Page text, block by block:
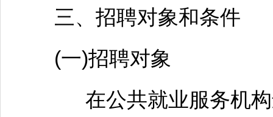
三、 招聘对象和条件
(一)招聘对象
在公共就业服务机构进